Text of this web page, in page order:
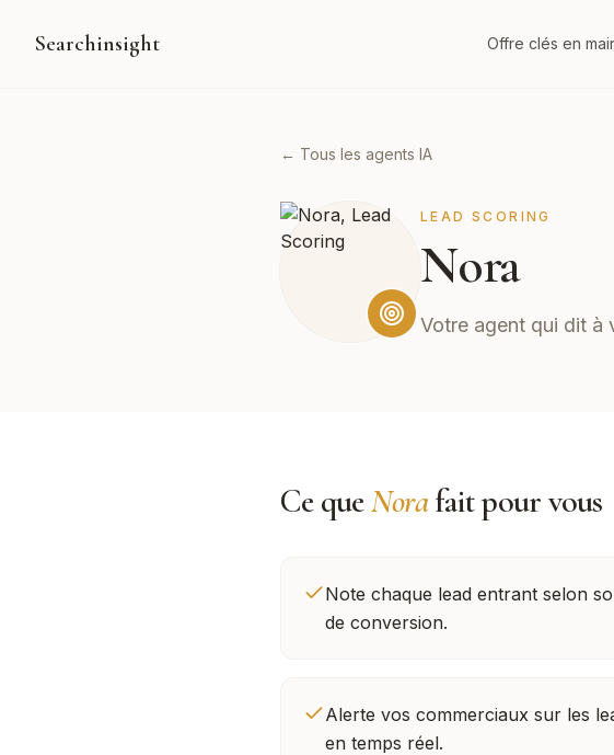
Searchinsight Offre clés en
← Tous les agents IA
LEAD SCORING
Nora
Votre agent qui dit à
Ce queNorafait pour vous
Note chaque lead entrant selon
de conversion.
Alerte vos commerciaux sur les
en temps réel.